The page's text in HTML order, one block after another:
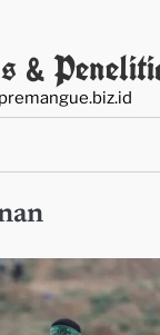
&
premangue.biz.id